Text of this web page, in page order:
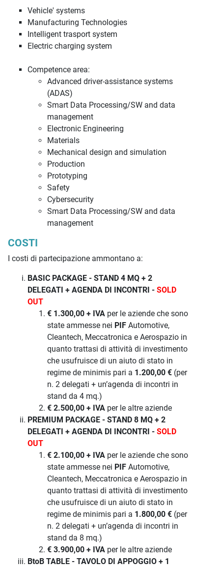
Vehicle' systems
Manufacturing Technologies
Intelligent trasport system
Electric charging system
Competence area:
Advanced driver-assistance systems
(ADAS)
Smart Data Processing/SW and data
management
Electronic Engineering
Materials
Mechanical design and simulation
Production
Prototyping
Safety
Cybersecurity
Smart Data Processing/SW and data
management
COSTI
I costi di partecipazione ammontano a:
BASIC PACKAGE - STAND 4 MQ + 2
DELEGATI + AGENDA DI INCONTRI - SOLD
OUT
€ 1.300,00 + IVA per le aziende che sono
state ammesse nei PIF Automotive,
Cleantech, Meccatronica e Aerospazio in
quanto trattasi di attività di investimento
che usufruisce di un aiuto di stato in
regime de minimis pari a 1.200,00 € (per
n. 2 delegati + un’agenda di incontri in
stand da 4 mq.)
€ 2.500,00 + IVA per le altre aziende
PREMIUM PACKAGE - STAND 8 MQ + 2
DELEGATI + AGENDA DI INCONTRI - SOLD
OUT
€ 2.100,00 + IVA per le aziende che sono
state ammesse nei PIF Automotive,
Cleantech, Meccatronica e Aerospazio in
quanto trattasi di attività di investimento
che usufruisce di un aiuto di stato in
regime de minimis pari a 1.800,00 € (per
n. 2 delegati + un’agenda di incontri in
stand da 8 mq.)
€ 3.900,00 + IVA per le altre aziende
BtoB TABLE - TAVOLO DI APPOGGIO + 1